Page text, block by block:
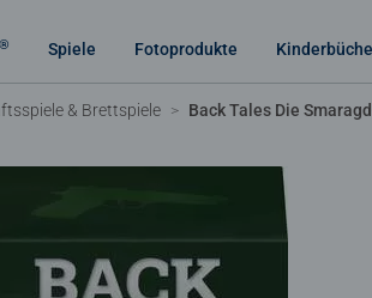
® Spiele Fotoprodukte
& Brettspiele Back Tales Die